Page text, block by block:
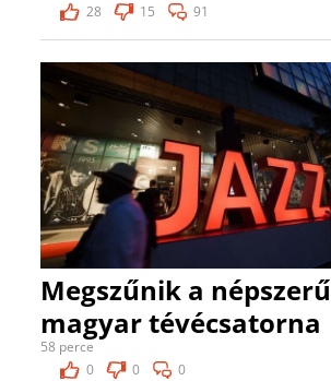
28
15 91
Megszűnik a népszerű
magyar tévécsatorna
58 perce
0
0 0